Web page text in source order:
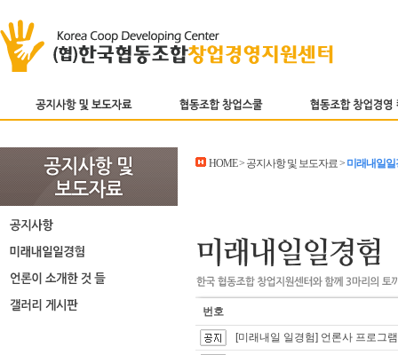
HOME > 공지사항 및 보도자료 > 미래내일일
번호
[미래내일 일경험] 언론사 프로그